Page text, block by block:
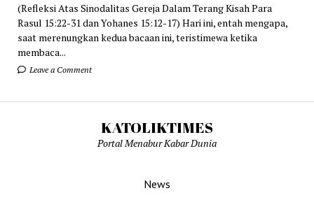
(Refleksi Atas Sinodalitas Gereja Dalam Terang Kisah Para
Rasul 15:22-31 dan Yohanes 15:12-17) Hari ini, entah mengapa,
saat merenungkan kedua bacaan ini, teristimewa ketika
membaca...
Leave a Comment
KATOLIKTIMES
Portal Menabur Kabar Dunia
News